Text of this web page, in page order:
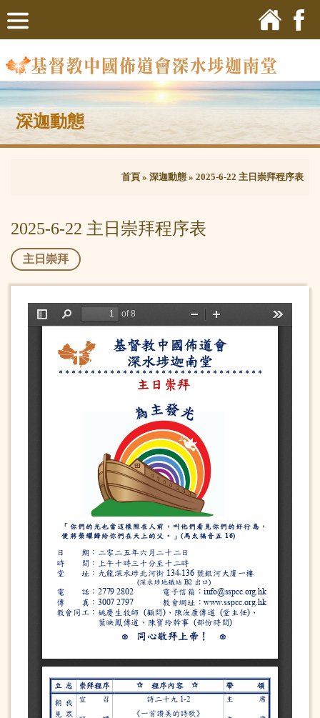
深迦動態
首頁 » 深迦動態 » 2025-6-22 主日崇拜程序表
2025-6-22 主日崇拜程序表
主日崇拜